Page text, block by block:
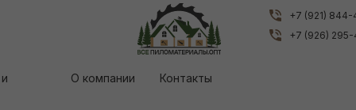
Контакты
О компании
+7 (921)
+7 (926)
Контакты
О компании
+7 (921)
+7 (926)